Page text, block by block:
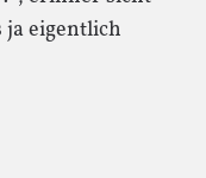
ja eigentlich